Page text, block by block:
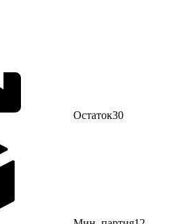
Остаток30